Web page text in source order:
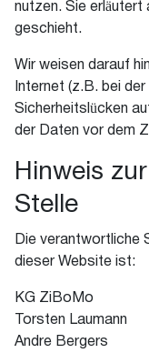
nutzen. Sie
geschieht.
Wir weisen darauf
Internet (z.B. bei
Sicherheitslücken
der Daten vor dem
Hinweis
Stelle
Die verantwortliche
dieser Website ist:
KG ZiBoMo
Torsten Laumann
Andre Bergers